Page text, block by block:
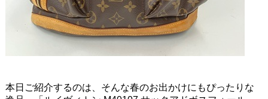
本日ご紹介するのは、そんな春のお出かけにもぴったりな